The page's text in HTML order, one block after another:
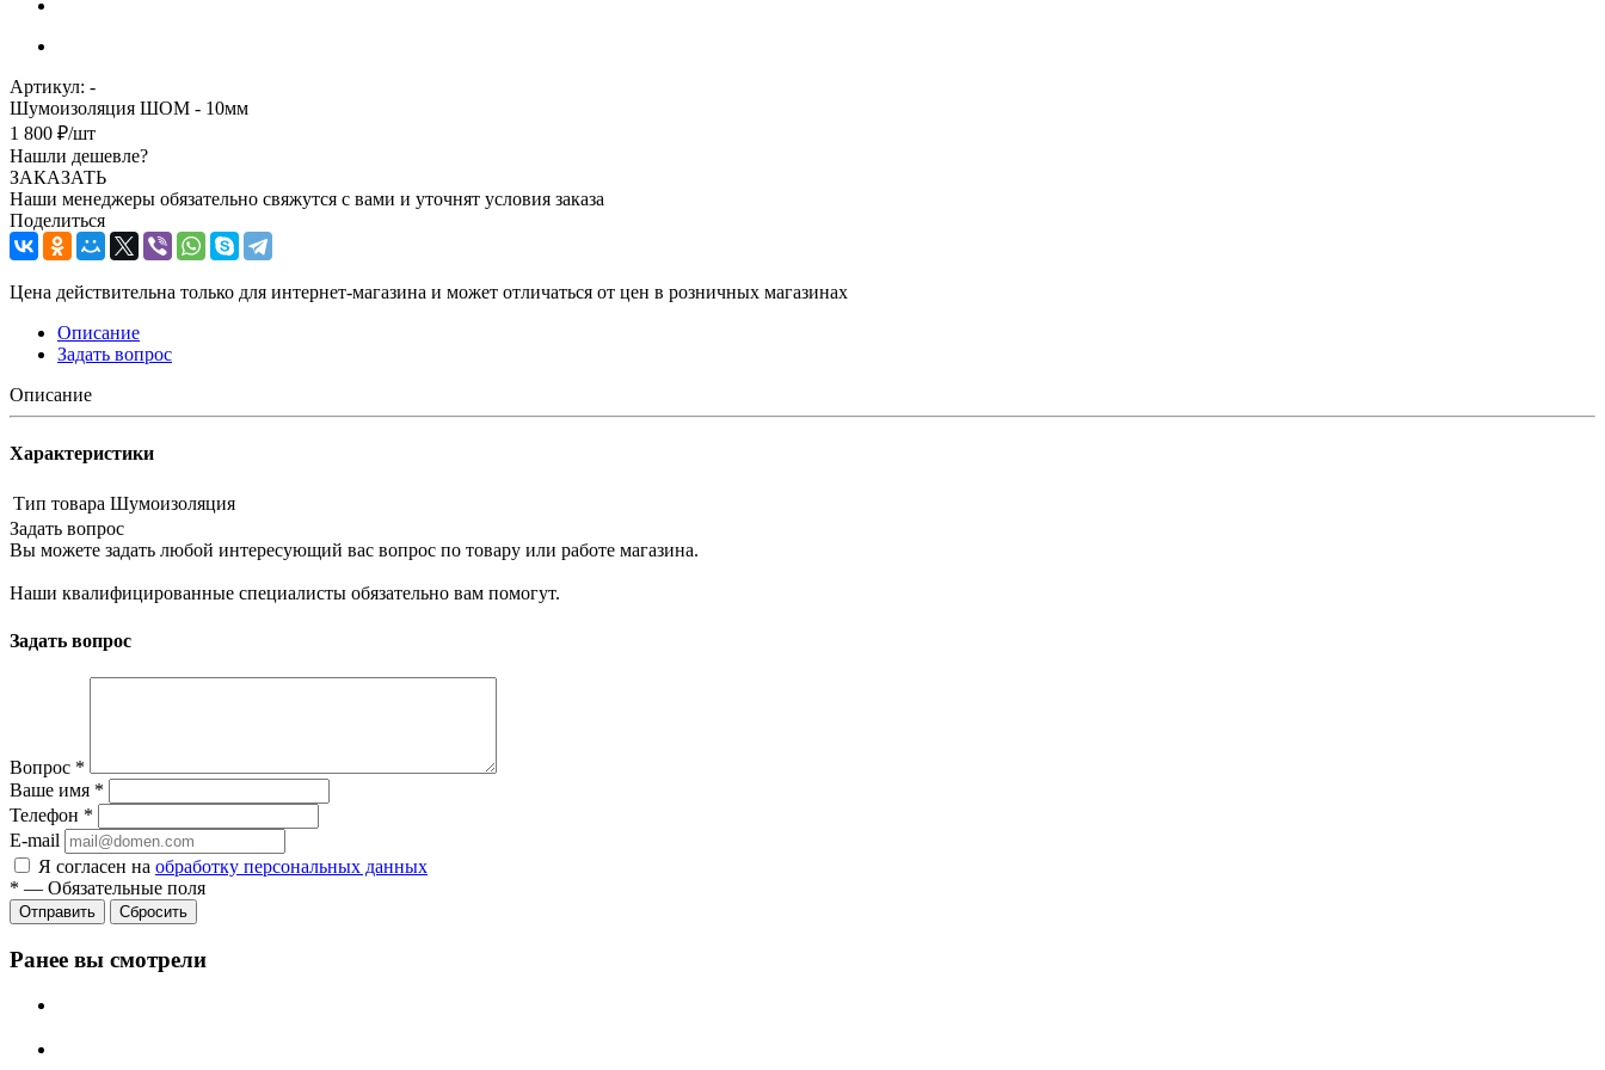
Артикул: -
Шумоизоляция ШОМ - 10мм
1 800 ₽/шт
Нашли дешевле?
ЗАКАЗАТЬ
Наши менеджеры обязательно свяжутся с вами и уточнят условия заказа
Поделиться
Цена действительна только для интернет-магазина и может отличаться от цен в розничных магазинах
Описание
Задать вопрос
Описание
Характеристики
Тип товара Шумоизоляция
Задать вопрос
Вы можете задать любой интересующий вас вопрос по товару или работе магазина.
Наши квалифицированные специалисты обязательно вам помогут.
Задать вопрос
Вопрос *
Ваше имя *
Телефон *
E-mail
Я согласен на обработку персональных данных
* — Обязательные поля
Сбросить
Ранее вы смотрели